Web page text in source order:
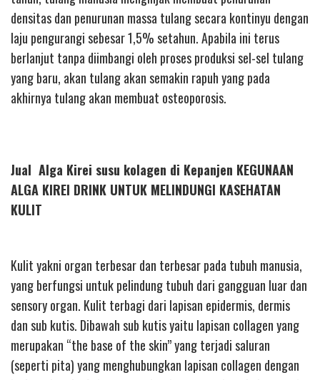
densitas dan penurunan massa tulang secara kontinyu dengan
laju pengurangi sebesar 1,5% setahun. Apabila ini terus
berlanjut tanpa diimbangi oleh proses produksi sel-sel tulang
yang baru, akan tulang akan semakin rapuh yang pada
akhirnya tulang akan membuat osteoporosis.
Jual Alga Kirei susu kolagen di Kepanjen KEGUNAAN
ALGA KIREI DRINK UNTUK MELINDUNGI KASEHATAN
KULIT
Kulit yakni organ terbesar dan terbesar pada tubuh manusia,
yang berfungsi untuk pelindung tubuh dari gangguan luar dan
sensory organ. Kulit terbagi dari lapisan epidermis, dermis
dan sub kutis. Dibawah sub kutis yaitu lapisan collagen yang
merupakan “the base of the skin” yang terjadi saluran
(seperti pita) yang menghubungkan lapisan collagen dengan